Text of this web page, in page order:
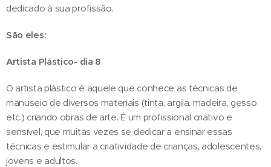
dedicado à sua profissão.
São eles:
Artista Plástico- dia 8
O artista plástico é aquele que conhece as técnicas de
manuseio de diversos materiais (tinta, argila, madeira, gesso
etc.) criando obras de arte. É um profissional criativo e
sensível, que muitas vezes se dedicar a ensinar essas
técnicas e estimular a criatividade de crianças, adolescentes,
jovens e adultos.